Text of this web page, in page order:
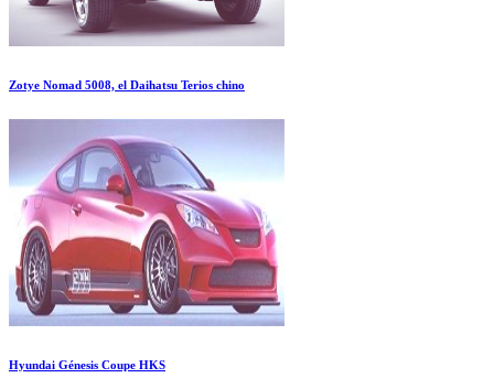
Zotye Nomad 5008, el Daihatsu Terios chino
Hyundai Génesis Coupe HKS